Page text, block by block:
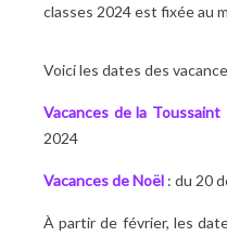
classes 2024 est fixée au
Voici les dates des
Vacances de la Toussaint
2024
Vacances de Noël : du 20
À partir de février, les